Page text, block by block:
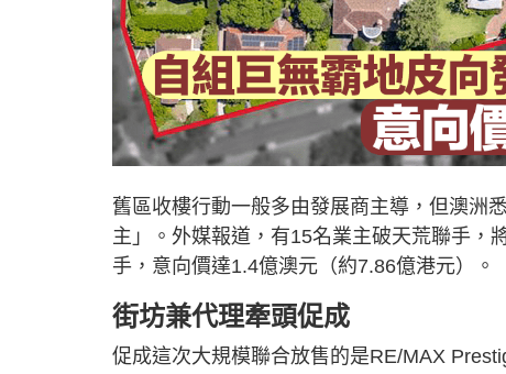
舊區收樓行動一般多由發展商主導，但澳洲
主」。外媒報道，有15名業主破天荒聯手，
手，意向價達1.4億澳元（約7.86億港元）。
街坊兼代理牽頭促成
促成這次大規模聯合放售的是RE/MAX